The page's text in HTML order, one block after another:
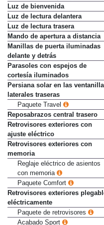
Acabado M Sport
Luz de bienvenida
Luz de lectura delantera
Luz de lectura trasera
Mando de apertura a distancia
Manillas de puerta iluminadas
delante y detrás
Parasoles con espejos de
cortesía iluminados
Persiana solar en las ventanillas
laterales traseras
Paquete Travel
Reposabrazos central trasero
Retrovisores exteriores con
ajuste eléctrico
Retrovisores exteriores con
memoria
Reglaje eléctrico de asientos
con memoria
Paquete Comfort
Retrovisores exteriores
eléctricamente
Paquete de retrovisores